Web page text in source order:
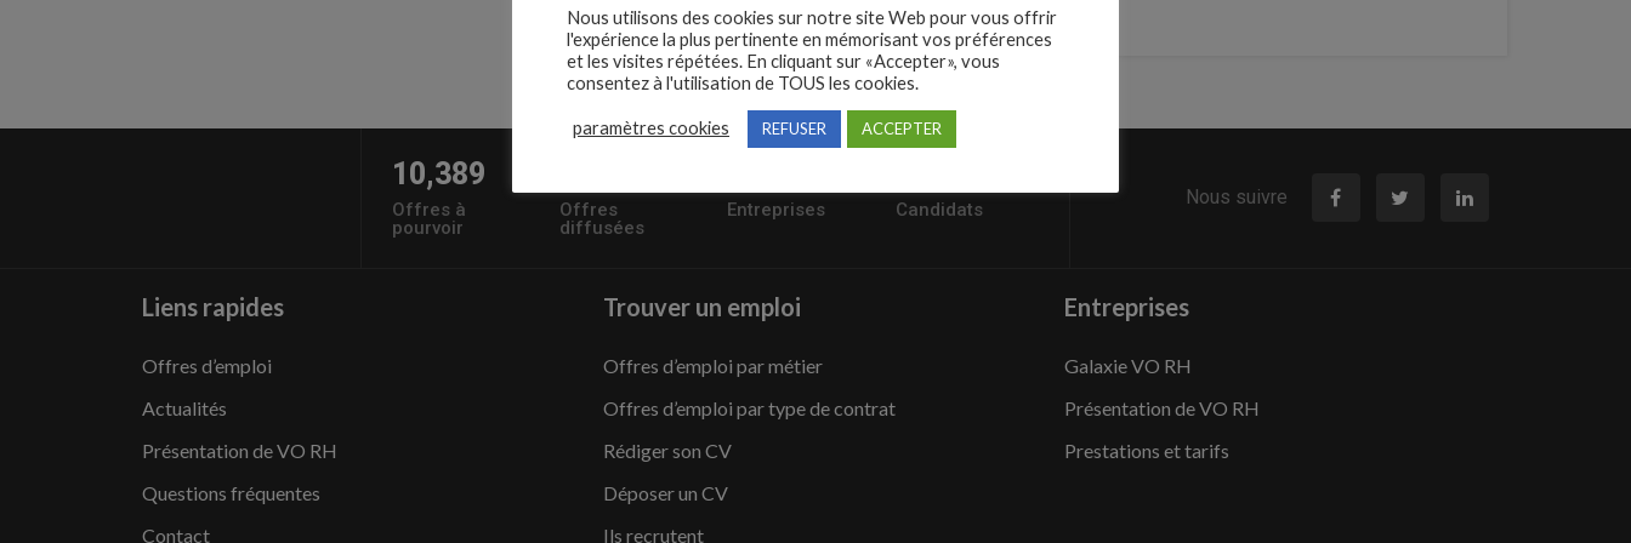
10,389
Offres à
pourvoir
Offres
diffusées
Entreprises Candidats
Nous suivre
Liens rapides
Offres d’emploi
Actualités
Présentation de VO RH
Questions fréquentes
Contact
Trouver un emploi
Offres d’emploi par métier
Offres d’emploi par type de contrat
Rédiger son CV
Déposer un CV
Ils recrutent
Entreprises
Galaxie VO RH
Présentation de VO RH
Prestations et tarifs
Nous utilisons des cookies sur notre site Web pour vous offrir
l'expérience la plus pertinente en mémorisant vos préférences
et les visites répétées. En cliquant sur «Accepter», vous
consentez à l'utilisation de TOUS les cookies.
paramètres cookies REFUSER ACCEPTER